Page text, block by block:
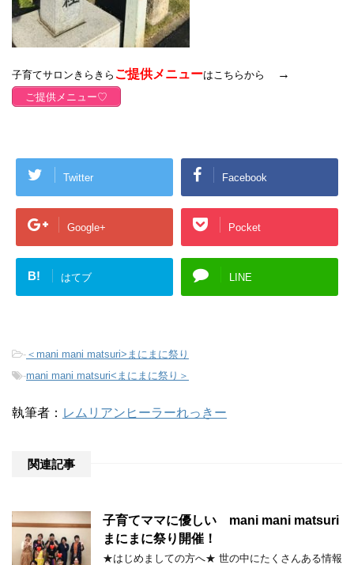
子育てサロンきらきら ご提供メニューはこちらから →
ご提供メニュー♡
Twitter Facebook
Google+ Pocket
B! はてブ LINE
- ＜mani mani matsuri>まにまに祭り
-mani mani matsuri<まにまに祭り＞
執筆者： レムリアンヒーラーれっきー
関連記事
子育てママに優しい mani mani matsuri
まにまに祭り開催！
★はじめましての方へ★ 世の中にたくさんある情報